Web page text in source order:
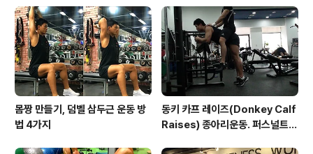
명:런지와 프레스 복합운동이다.정면을 보고 양손에 케틀
벨을 잡고 케틀벨은 어깨 앞에둔다. 다리를 앞으로 넓게 벌
리며 양 무릎을 굽히며 양손을 머리 위로 들어 올린다. 앞
다리로 바닥을 차는 느낌으..
몸짱 만들기, 덤벨 삼두근 운동 방
법 4가지
동키 카프 레이즈(Donkey Calf
Raises) 종아리운동. 퍼스널트레